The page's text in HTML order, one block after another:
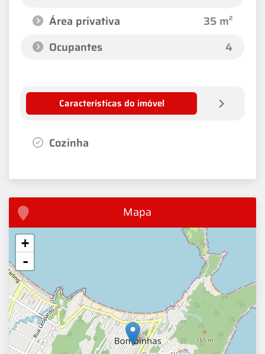
Área privativa
35 m²
Ocupantes
4
Características do imóvel
Cozinha
Mapa
+
-